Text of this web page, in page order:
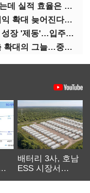
[IB토마토]KB금융, 비용 늘었는데 실적 효율은 개선…증권 호황 효과
[IB토마토]수협은행, 비이자이익 확대 늦어진다…공모운용사 인가 연말로
[IB토마토]지방은행 집단대출 성장 '제동'…입주절벽에 반사이익도 희박
[IB토마토]우리은행, 기업대출 확대의 그늘…중기 연체율 10년 만에 최고
배터리 3사, 호남
ESS 시장서